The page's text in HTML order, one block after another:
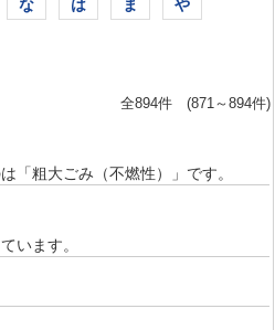
な は ま や
全894件 (871～894件)
「粗大ごみ（不燃性）」です。
います。